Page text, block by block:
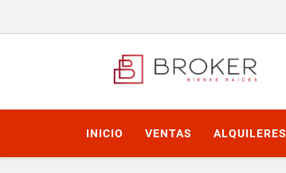
INICIO VENTAS ALQUILERES